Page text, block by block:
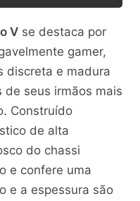
Vse destaca por
gamer,
discreta e madura
de seus irmãos mais
Construído
de alta
do chassi
e confere uma
e a espessura são